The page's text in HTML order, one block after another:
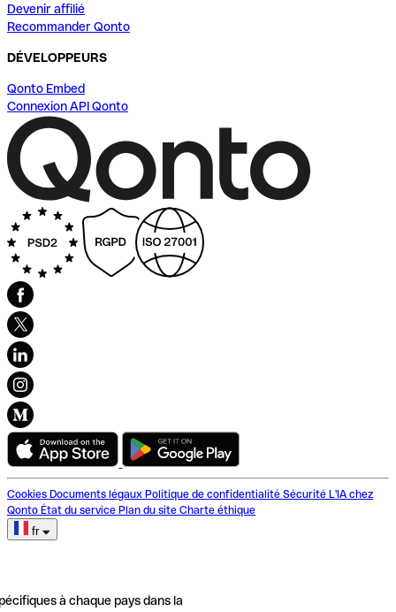
Devenir affilié
Recommander Qonto
DÉVELOPPEURS
Qonto Embed
Connexion API Qonto
Cookies Documents légaux Politique de confidentialité Sécurité L'IA chez
Qonto État du service Plan du site Charte éthique
fr
à chaque pays dans la